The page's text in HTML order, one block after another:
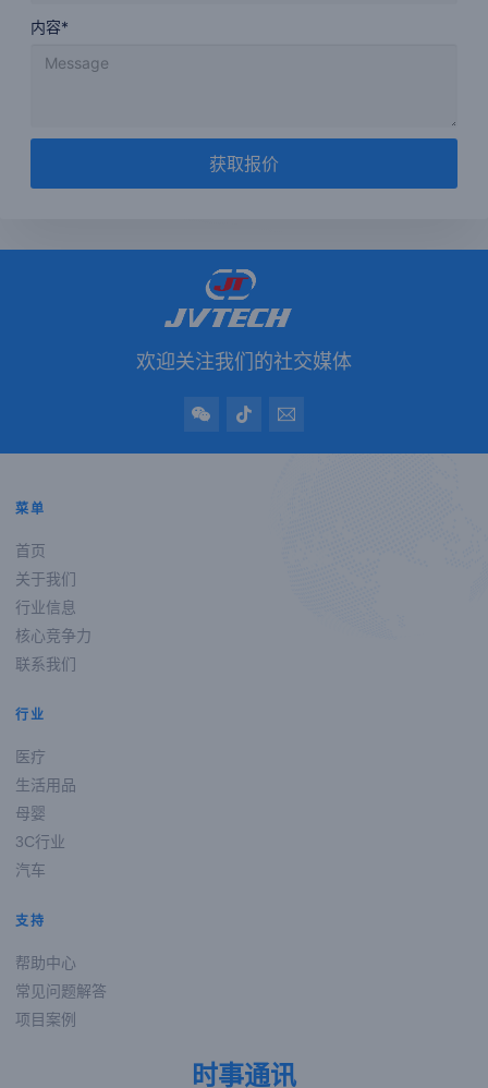
内容*
获取报价
欢迎关注我们的社交媒体
菜单
首页
关于我们
行业信息
核心竞争力
联系我们
行业
医疗
生活用品
母婴
3C行业
汽车
支持
帮助中心
常见问题解答
项目案例
时事通讯